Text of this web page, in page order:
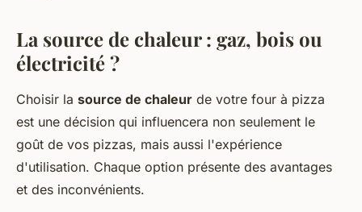
La source de chaleur : gaz, bois ou
électricité ?
Choisir la source de chaleur de votre four à pizza
est une décision qui influencera non seulement le
goût de vos pizzas, mais aussi l'expérience
d'utilisation. Chaque option présente des avantages
et des inconvénients.